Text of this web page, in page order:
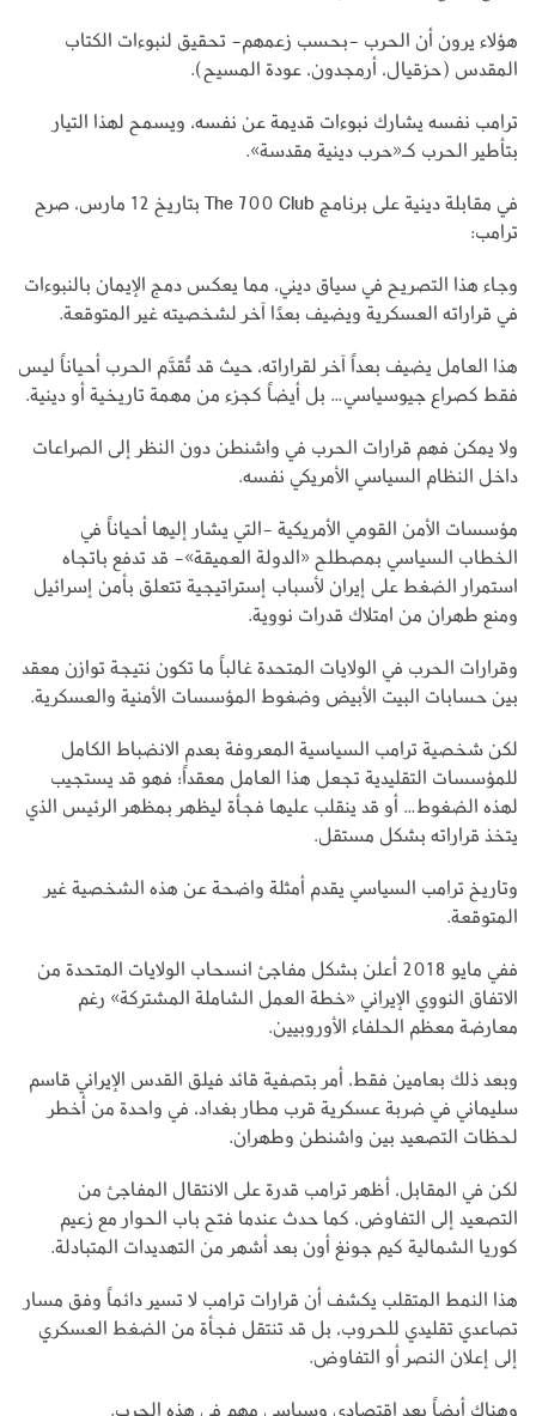
هؤلاء يرون أن الحرب -بحسب زعمهم- تحقيق لنبوءات الكتاب
المقدس (حزقيال، أرمجدون، عودة المسيح).
ترامب نفسه يشارك نبوءات قديمة عن نفسه، ويسمح لهذا التيار
بتأطير الحرب كـ«حرب دينية مقدسة».
في مقابلة دينية على برنامج The 700 Club بتاريخ 12 مارس، صرح
ترامب:
وجاء هذا التصريح في سياق ديني، مما يعكس دمج الإيمان بالنبوءات
في قراراته العسكرية ويضيف بعدًا آخر لشخصيته غير المتوقعة.
هذا العامل يضيف بعداً آخر لقراراته، حيث قد تُقدَّم الحرب أحياناً ليس
فقط كصراع جيوسياسي… بل أيضاً كجزء من مهمة تاريخية أو دينية.
ولا يمكن فهم قرارات الحرب في واشنطن دون النظر إلى الصراعات
داخل النظام السياسي الأمريكي نفسه.
مؤسسات الأمن القومي الأمريكية -التي يشار إليها أحياناً في
الخطاب السياسي بمصطلح «الدولة العميقة»- قد تدفع باتجاه
استمرار الضغط على إيران لأسباب إستراتيجية تتعلق بأمن إسرائيل
ومنع طهران من امتلاك قدرات نووية.
وقرارات الحرب في الولايات المتحدة غالباً ما تكون نتيجة توازن معقد
بين حسابات البيت الأبيض وضغوط المؤسسات الأمنية والعسكرية.
لكن شخصية ترامب السياسية المعروفة بعدم الانضباط الكامل
للمؤسسات التقليدية تجعل هذا العامل معقداً؛ فهو قد يستجيب
لهذه الضغوط… أو قد ينقلب عليها فجأة ليظهر بمظهر الرئيس الذي
يتخذ قراراته بشكل مستقل.
وتاريخ ترامب السياسي يقدم أمثلة واضحة عن هذه الشخصية غير
المتوقعة.
ففي مايو 2018 أعلن بشكل مفاجئ انسحاب الولايات المتحدة من
الاتفاق النووي الإيراني «خطة العمل الشاملة المشتركة» رغم
معارضة معظم الحلفاء الأوروبيين.
وبعد ذلك بعامين فقط، أمر بتصفية قائد فيلق القدس الإيراني قاسم
سليماني في ضربة عسكرية قرب مطار بغداد، في واحدة من أخطر
لحظات التصعيد بين واشنطن وطهران.
لكن في المقابل، أظهر ترامب قدرة على الانتقال المفاجئ من
التصعيد إلى التفاوض، كما حدث عندما فتح باب الحوار مع زعيم
كوريا الشمالية كيم جونغ أون بعد أشهر من التهديدات المتبادلة.
هذا النمط المتقلب يكشف أن قرارات ترامب لا تسير دائماً وفق مسار
تصاعدي تقليدي للحروب، بل قد تنتقل فجأة من الضغط العسكري
إلى إعلان النصر أو التفاوض.
وهناك أيضاً بعد اقتصادي وسياسي مهم في هذه الحرب.